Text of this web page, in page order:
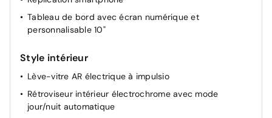
central
Tableau de bord avec écran numérique et
personnalisable 10"
Style intérieur
Lève-vitre AR électrique à impulsio
Rétroviseur intérieur électrochrome avec mode
jour/nuit automatique